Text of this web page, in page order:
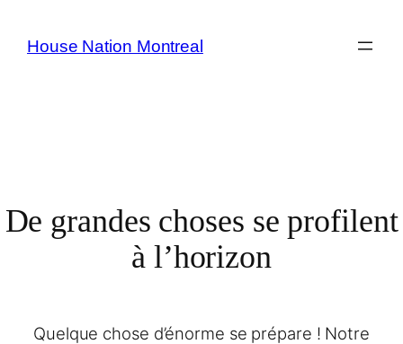
House Nation Montreal
De grandes choses se profilent
à l’horizon
Quelque chose d’énorme se prépare ! Notre